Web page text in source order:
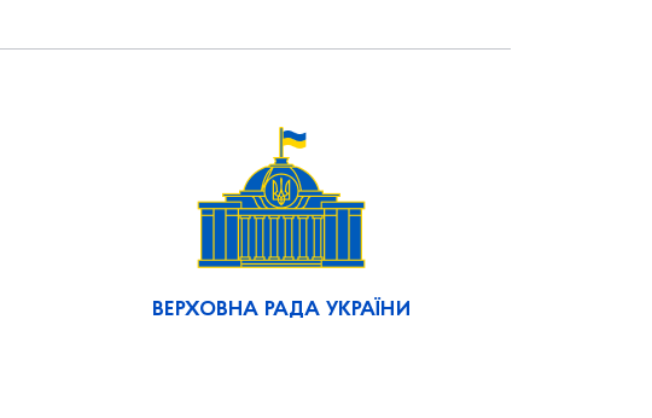
ВЕРХОВНА РАДА УКРАЇНИ